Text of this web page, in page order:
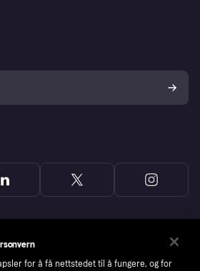
for å få nettstedet til å fungere, og for